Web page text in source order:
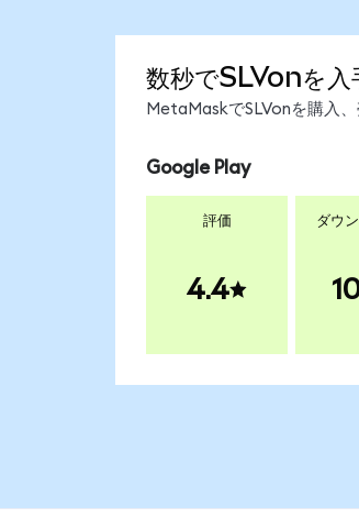
数秒でSLVonを入
MetaMaskでSLVonを購入
Google Play
評価
4.4
ダウ